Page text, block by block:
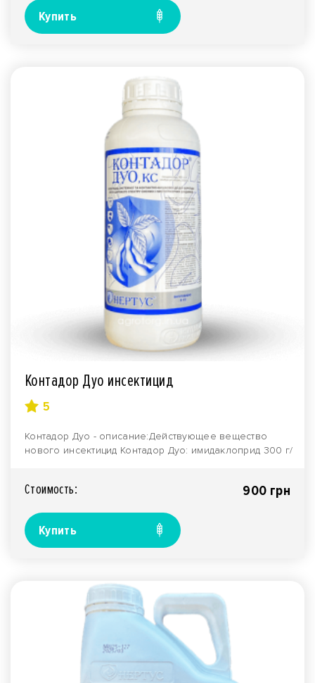
Купить
Контадор Дуо инсектицид
5
Контадор Дуо - описание:Действующее вещество
нового инсектицид Контадор Дуо: имидаклоприд 300 г/
Стоимость: 900 грн
Купить